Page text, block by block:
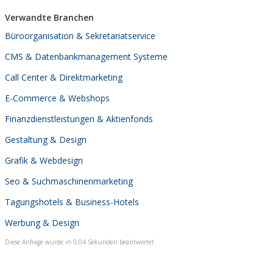
Verwandte Branchen
Büroorganisation & Sekretariatservice
CMS & Datenbankmanagement Systeme
Call Center & Direktmarketing
E-Commerce & Webshops
Finanzdienstleistungen & Aktienfonds
Gestaltung & Design
Grafik & Webdesign
Seo & Suchmaschinenmarketing
Tagungshotels & Business-Hotels
Werbung & Design
Diese Anfrage wurde in 0,04 Sekunden beantwortet.